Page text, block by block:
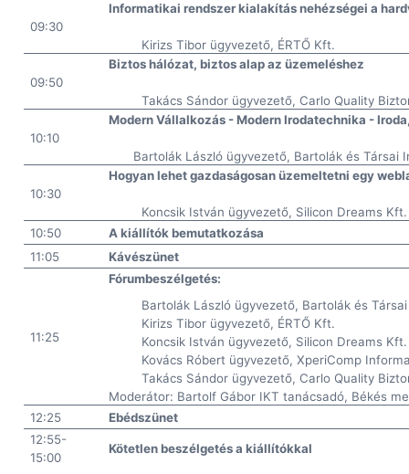
09:30
Informatikai rendszer kialakítás nehézségei a
Kirizs Tibor ügyvezető, ÉRTŐ Kft.
09:50
Biztos hálózat, biztos alap az üzemeléshez
Takács Sándor ügyvezető, Carlo Quality
10:10
Modern Vállalkozás - Modern Irodatechnika -
Bartolák László ügyvezető, Bartolák és Társai
10:30
Hogyan lehet gazdaságosan üzemeltetni egy
Koncsik István ügyvezető, Silicon Dreams Kft.
10:50
A kiállítók bemutatkozása
11:05
Kávészünet
11:25
Fórumbeszélgetés:
Bartolák László ügyvezető, Bartolák és
Kirizs Tibor ügyvezető, ÉRTŐ Kft.
Koncsik István ügyvezető, Silicon Dreams Kft.
Kovács Róbert ügyvezető, XperiComp
Takács Sándor ügyvezető, Carlo Quality
Moderátor: Bartolf Gábor IKT tanácsadó, Békés
12:25
Ebédszünet
12:55-
15:00
Kötetlen beszélgetés a kiállítókkal